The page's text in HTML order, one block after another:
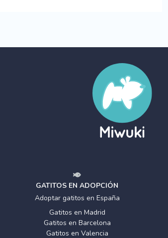
GATITOS EN ADOPCIÓN
Adoptar gatitos en España
Gatitos en Madrid
Gatitos en Barcelona
Gatitos en Valencia